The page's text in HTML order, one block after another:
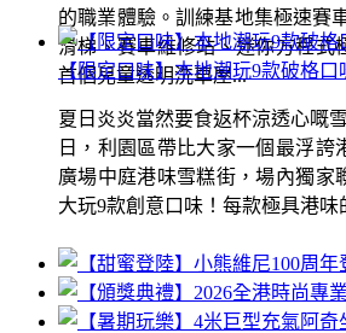
的職業體驗。訓練基地集極速賽
滑梯、賽車維修站、迷你方程式
首個兒童透明洗車屋...
【限定口味】本地潮玩9款破格口
夏日炎炎當然要食返杯涼透心嘅
日，利園區帶比大家一個最浮誇
廣場中庭港味雪糕街，場內獨家
大玩9款創意口味！每款極具港味